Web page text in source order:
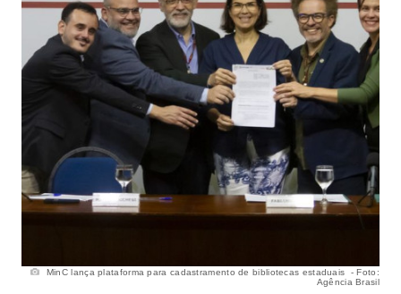
MinC lança plataforma para cadastramento de bibliotecas estaduais - Foto:
Agência Brasil